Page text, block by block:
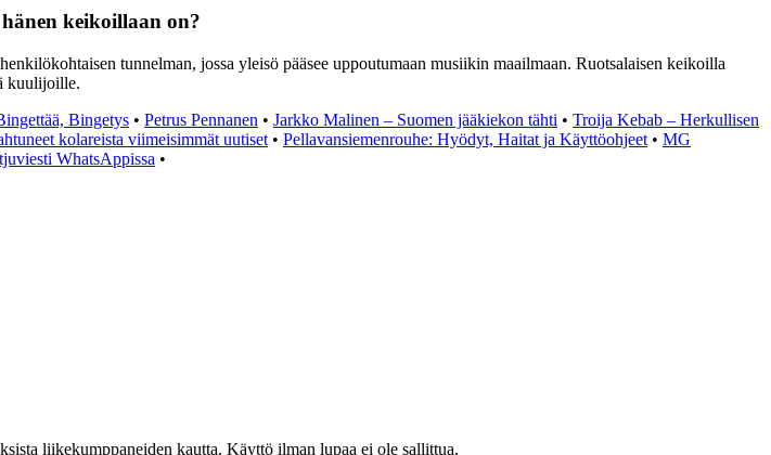
keikoillaan on?
tunnelman, jossa yleisö pääsee uppoutumaan musiikin maailmaan. Ruotsalaisen keikoilla
kuulijoille.
Bingetys • Petrus Pennanen • Jarkko Malinen – Suomen jääkiekon tähti • Troija Kebab – Herkullisen
kolareista viimeisimmät uutiset • Pellavansiemenrouhe: Hyödyt, Haitat ja Käyttöohjeet • MG
WhatsAppissa •
liikekumppaneiden kautta. Käyttö ilman lupaa ei ole sallittua.